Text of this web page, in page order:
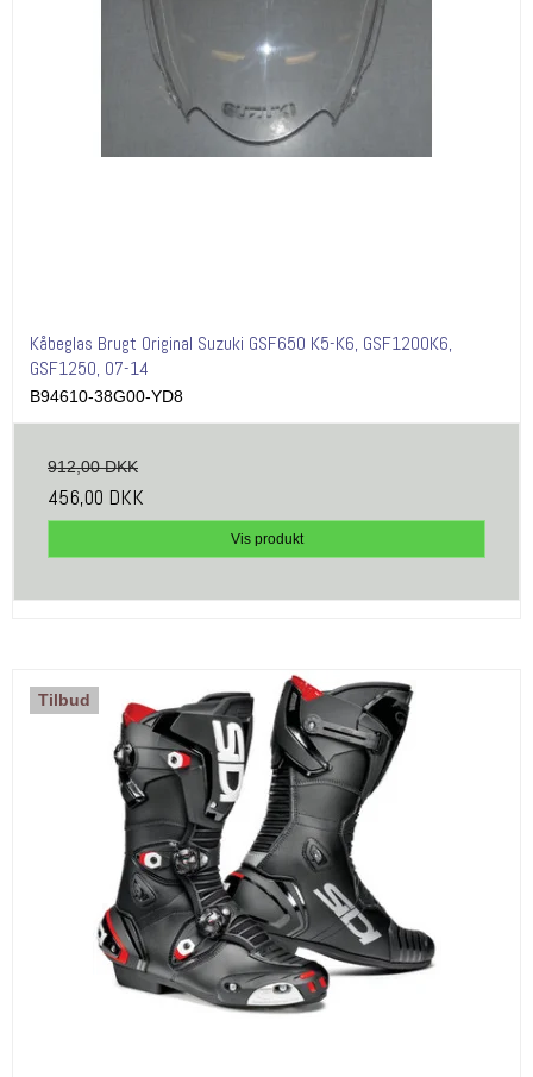
Kåbeglas Brugt Original Suzuki GSF650 K5-K6, GSF1200K6,
GSF1250, 07-14
B94610-38G00-YD8
912,00 DKK
456,00 DKK
Vis produkt
Tilbud